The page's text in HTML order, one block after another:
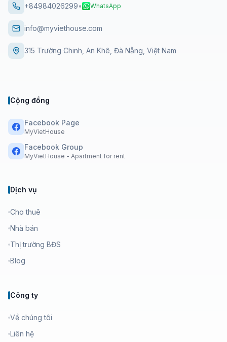
+84984026299• WhatsApp
info@myviethouse.com
315 Trường Chinh, An Khê, Đà Nẵng, Việt Nam
Cộng đồng
Facebook Page
MyVietHouse
Facebook Group
MyVietHouse - Apartment for rent
Dịch vụ
Cho thuê
Nhà bán
Thị trường BĐS
Blog
Công ty
Về chúng tôi
Liên hệ